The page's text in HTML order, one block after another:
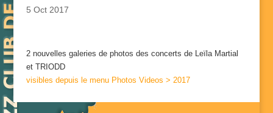
5 Oct 2017
2 nouvelles galeries de photos des concerts de Leïla Martial
et TRIODD
visibles depuis le menu Photos Videos > 2017